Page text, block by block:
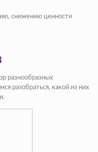
снижению ценности
разнообразных
разобраться, какой из них